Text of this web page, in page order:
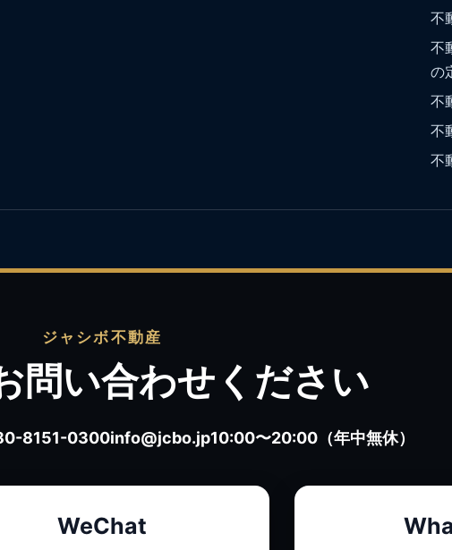
不
不
の
不
不
不
ジャシボ不動産
問い合わせください
8151-0300info@jcbo.jp10:00〜20:00（年中無休）
WeChat